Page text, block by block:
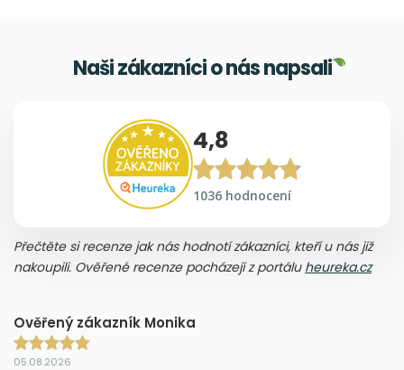
Naši zákazníci o nás napsali
4,8
1036 hodnocení
Přečtěte si recenze jak nás hodnotí zákazníci, kteří u nás již
nakoupili. Ověřené recenze pocházejí z portálu heureka.cz
Ověřený zákazník Monika
05.08.2026